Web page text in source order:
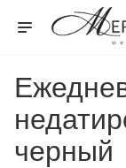
черный